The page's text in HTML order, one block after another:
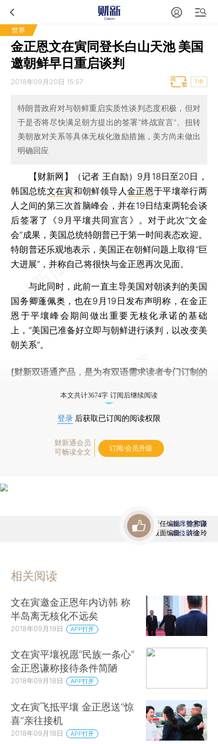
世界
金正恩文在寅同登长白山天池 美国
邀朝鲜早日重启谈判
2018年09月20日 15:57 T中
特朗普政府对与朝鲜重启实质性谈判态度积极，但对
于是否将尽快满足朝方提出的签署“终战宣言”、扭转
美朝敌对关系等具体无核化激励措施，美方尚未做出
明确回应
【财新网】（记者 王自励） 9月18日至20日，
韩国总统文在寅和朝鲜领导人金正恩于平壤举行两
人之间的第三次首脑峰会，并在19日结束两轮会谈
后签署了《9月平壤共同宣言》。对于此次“文金
会”成果，美国总统特朗普已于第一时间表态欢迎。
特朗普还乐观地表示，美国正在朝鲜问题上取得“巨
大进展”，并称自己将很快与金正恩再次见面。
与此同时，此前一直主导美国对朝谈判的美国
国务卿蓬佩奥，也在9月19日发布声明称，在金正
恩于平壤峰会期间做出重要无核化承诺的基础
上，“美国已准备好立即与朝鲜进行谈判，以改变美
朝关系”。
[财新双语通产品，是为有双语需求读者专门订制的
本文共计3674字 订阅后继续阅读
登录 后获取已订阅的阅读权限
财新通会员
可畅读全文
订阅/会员升级
责任编辑：徐和谦
版面编辑：许金玲
首席赞赏官
虚位以待
相关阅读
文在寅邀金正恩年内访韩 称
半岛离无核化不远矣
2018年09月19日 APP打开
文在寅平壤祝愿“民族一条心”
金正恩谦称接待条件简陋
2018年09月18日 APP打开
文在寅飞抵平壤 金正恩送“惊
喜”亲往接机
2018年09月18日 APP打开